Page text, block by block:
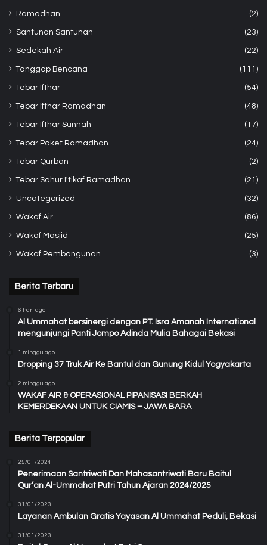
Ramadhan (2)
Santunan Santunan (23)
Sedekah Air (22)
Tanggap Bencana (111)
Tebar Ifthar (54)
Tebar Ifthar Ramadhan (48)
Tebar Ifthar Sunnah (17)
Tebar Paket Ramadhan (24)
Tebar Qurban (2)
Tebar Sahur I'tikaf Ramadhan (21)
Uncategorized (32)
Wakaf Air (86)
Wakaf Masjid (25)
Wakaf Pembangunan (3)
Berita Terbaru
6 hari ago
Al Ummahat bersinergi dengan PT. Isra Amanah International
mengunjungi Panti Jompo Adinda Mulia Bahagai Bekasi
1 minggu ago
Dropping 37 Truk Air Ke Bantul dan Gunung Kidul Yogyakarta
2 minggu ago
WAKAF AIR & OPERASIONAL PIPANISASI BERKAH
KEMERDEKAAN UNTUK CIAMIS – JAWA BARA
Berita Terpopular
25/01/2024
Penerimaan Santriwati Dan Mahasantriwati Baru Baitul
Qur’an Al-Ummahat Putri Tahun Ajaran 2024/2025
31/01/2023
Layanan Ambulan Gratis Yayasan Al Ummahat Peduli, Bekasi
31/01/2023